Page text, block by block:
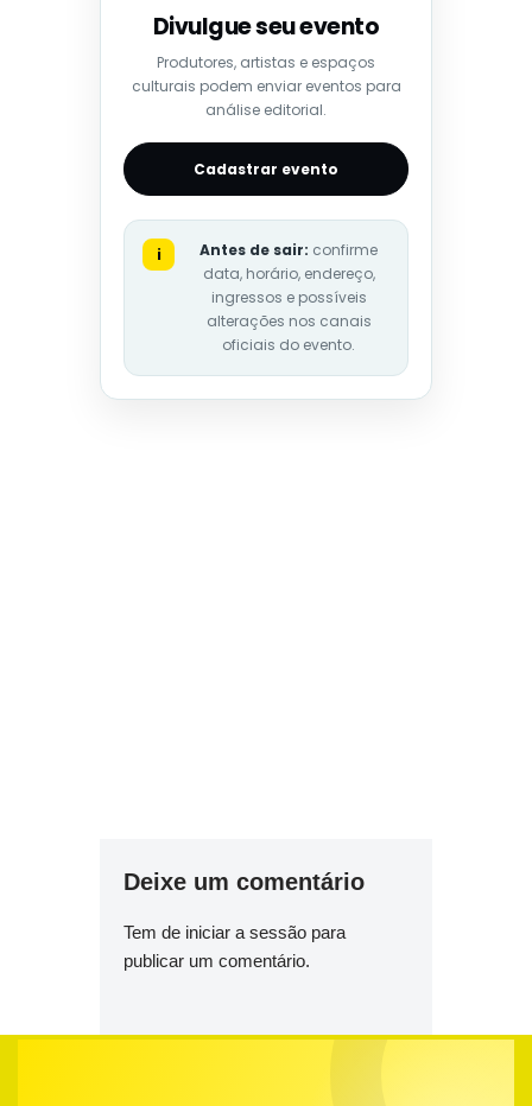
Divulgue seu evento
Produtores, artistas e espaços
culturais podem enviar eventos para
análise editorial.
Cadastrar evento
i Antes de sair: confirme
data, horário, endereço,
ingressos e possíveis
alterações nos canais
oficiais do evento.
Deixe um comentário
Tem de iniciar a sessão para
publicar um comentário.